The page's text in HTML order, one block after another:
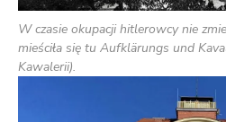
W czasie okupacji hitlerowcy nie
mieściła się tu Aufklärungs und
Kawalerii).